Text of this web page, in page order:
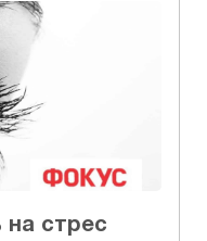
на стрес